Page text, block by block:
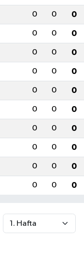
0 0 0
0 0 0
0 0 0
0 0 0
0 0 0
0 0 0
0 0 0
0 0 0
0 0 0
0 0 0